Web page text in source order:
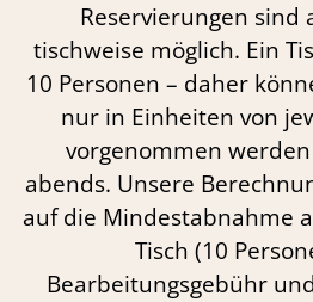
Reservierungen sind
tischweise möglich. Ein
10 Personen – daher
nur in Einheiten von
vorgenommen
abends. Unsere
auf die Mindestabnahme
Tisch (10
Bearbeitungsgebühr